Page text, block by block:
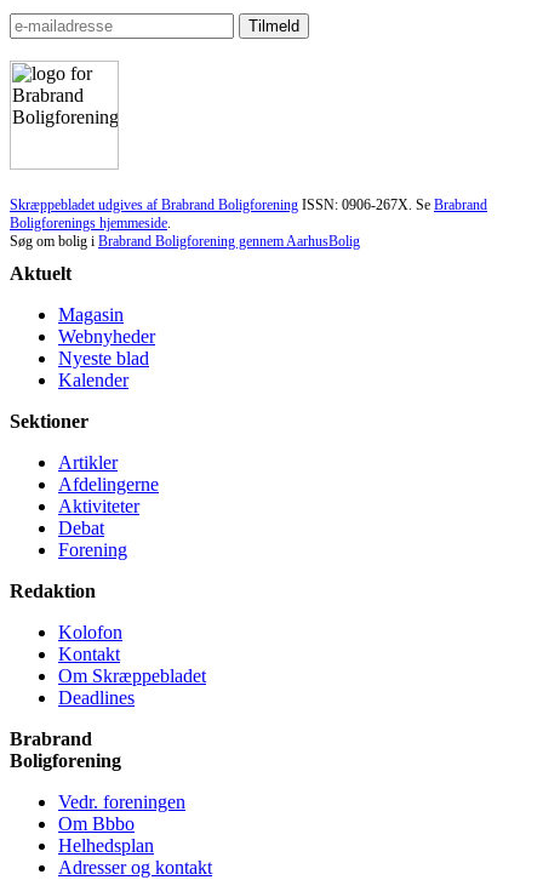
Skræppebladet udgives af Brabrand Boligforening ISSN: 0906-267X. Se Brabrand
Boligforenings hjemmeside.
Søg om bolig i Brabrand Boligforening gennem AarhusBolig
Aktuelt
Magasin
Webnyheder
Nyeste blad
Kalender
Sektioner
Artikler
Afdelingerne
Aktiviteter
Debat
Forening
Redaktion
Kolofon
Kontakt
Om Skræppe­bladet
Deadlines
Brabrand
Bolig­forening
Vedr. foreningen
Om Bbbo
Helheds­plan
Adresser og kontakt